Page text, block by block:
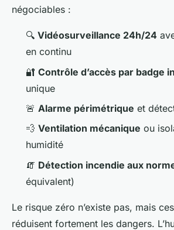
négociables :
🔍 Vidéosurveillance 24h/24
en continu
🔐 Contrôle d’accès par badge
unique
🚨 Alarme périmétrique et
💨 Ventilation mécanique ou
humidité
🧯 Détection incendie aux
équivalent)
Le risque zéro n’existe pas, mais
réduisent fortement les dangers.